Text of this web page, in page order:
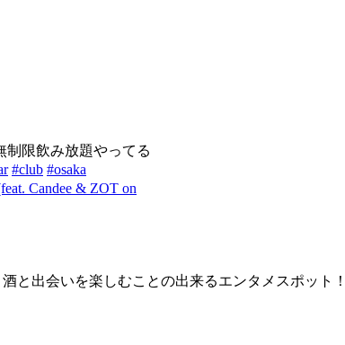
制限飲み放題やってる
#club #osaka
Candee & ZOT on
と出会いを楽しむことの出来るエンタメスポット！